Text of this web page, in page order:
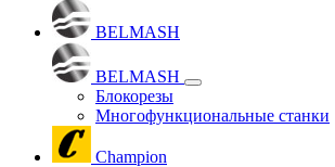
BELMASH
BELMASH
Блокорезы
Многофункциональные станки
Champion